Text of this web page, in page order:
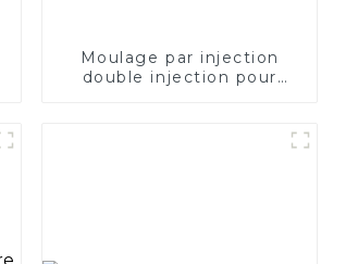
Moulage par injection
double injection pour